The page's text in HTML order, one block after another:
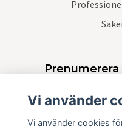
Vi använder
Vi använder cookies